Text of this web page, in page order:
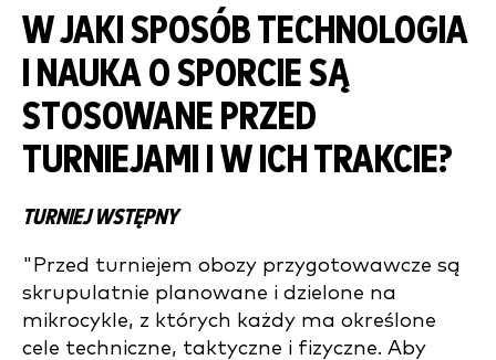
W JAKI SPOSÓB TECHNOLOGIA
I NAUKA O SPORCIE SĄ
STOSOWANE PRZED
TURNIEJAMI I W ICH TRAKCIE?
TURNIEJ WSTĘPNY
"Przed turniejem obozy przygotowawcze są
skrupulatnie planowane i dzielone na
mikrocykle, z których każdy ma określone
cele techniczne, taktyczne i fizyczne. Aby